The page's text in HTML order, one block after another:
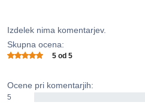
Izdelek nima komentarjev.
Skupna ocena:
5 od 5
Ocene pri komentarjih:
5